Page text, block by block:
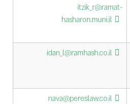
itzik_r@ramat-
hasharon.muni.il
idan_l@ramhash.co.il
nava@pereslaw.co.il